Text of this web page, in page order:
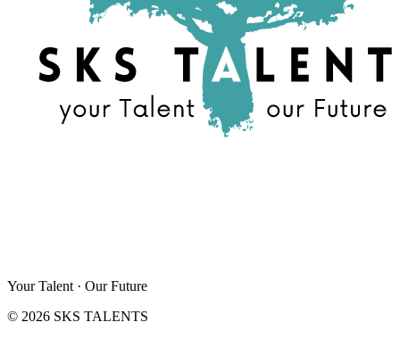
Your Talent · Our Future
© 2026 SKS TALENTS